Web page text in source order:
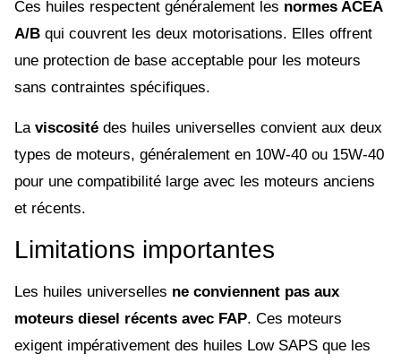
Ces huiles respectent généralement les normes ACEA
A/B qui couvrent les deux motorisations. Elles offrent
une protection de base acceptable pour les moteurs
sans contraintes spécifiques.
La viscosité des huiles universelles convient aux deux
types de moteurs, généralement en 10W-40 ou 15W-40
pour une compatibilité large avec les moteurs anciens
et récents.
Limitations importantes
Les huiles universelles ne conviennent pas aux
moteurs diesel récents avec FAP. Ces moteurs
exigent impérativement des huiles Low SAPS que les